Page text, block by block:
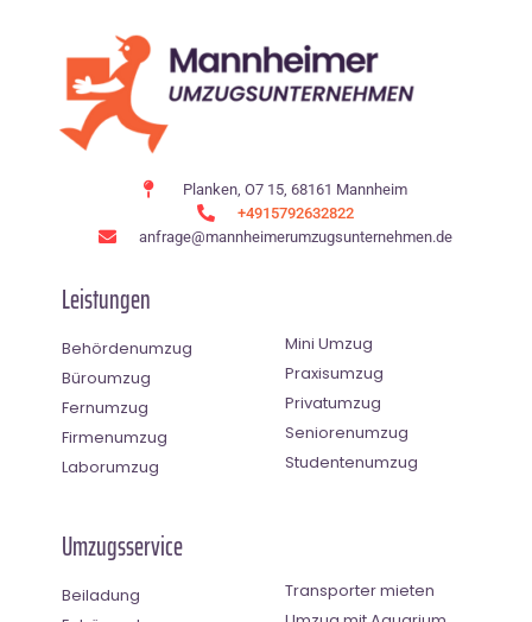
Planken, O7 15, 68161 Mannheim
+4915792632822
anfrage@mannheimerumzugsunternehmen.de
Leistungen
Behördenumzug
Büroumzug
Fernumzug
Firmenumzug
Laborumzug
Mini Umzug
Praxisumzug
Privatumzug
Seniorenumzug
Studentenumzug
Umzugsservice
Beiladung
Transporter mieten